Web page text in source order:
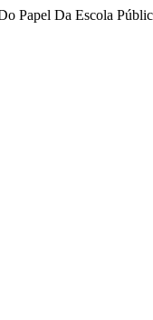
Papel Da Escola